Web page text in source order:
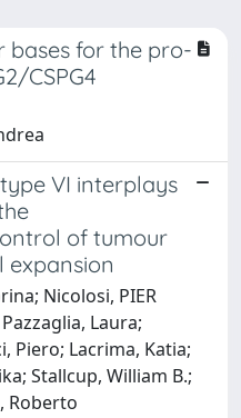
bases for the pro-
CSPG4
VI interplays
of tumour
Nicolosi, PIER
Laura;
Piero; Lacrima, Katia;
Stallcup, William B.;
Roberto